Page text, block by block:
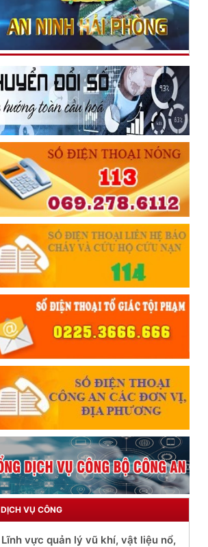
DỊCH VỤ CÔNG
Lĩnh vực quản lý vũ khí, vật liệu nổ,